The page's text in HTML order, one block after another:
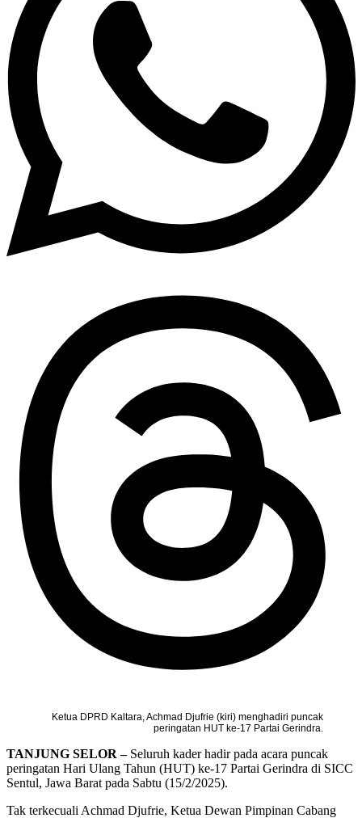
Ketua DPRD Kaltara, Achmad Djufrie (kiri) menghadiri puncak
peringatan HUT ke-17 Partai Gerindra.
TANJUNG SELOR –Seluruh kader hadir pada acara puncak
peringatan Hari Ulang Tahun (HUT) ke-17 Partai Gerindra di SICC
Sentul, Jawa Barat pada Sabtu (15/2/2025).
Tak terkecuali Achmad Djufrie, Ketua Dewan Pimpinan Cabang